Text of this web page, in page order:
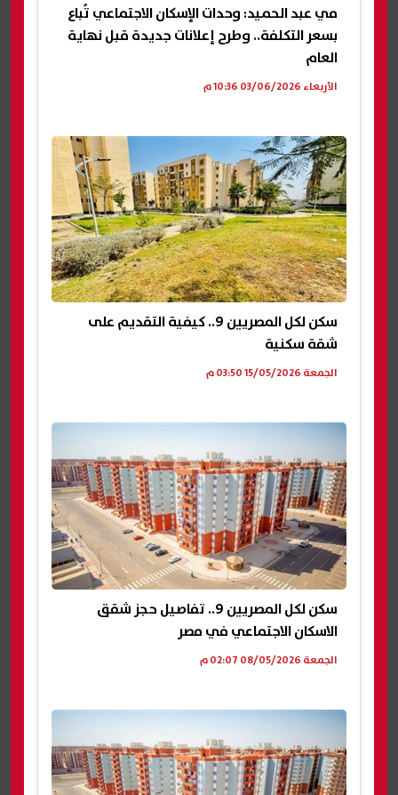
مي عبد الحميد: وحدات الإسكان الاجتماعي تُباع
بسعر التكلفة.. وطرح إعلانات جديدة قبل نهاية
العام
الأربعاء 03/06/2026 10:36 م
سكن لكل المصريين 9.. كيفية التقديم على
شقة سكنية
الجمعة 15/05/2026 03:50 م
سكن لكل المصريين 9.. تفاصيل حجز شقق
الاسكان الاجتماعي في مصر
الجمعة 08/05/2026 02:07 م